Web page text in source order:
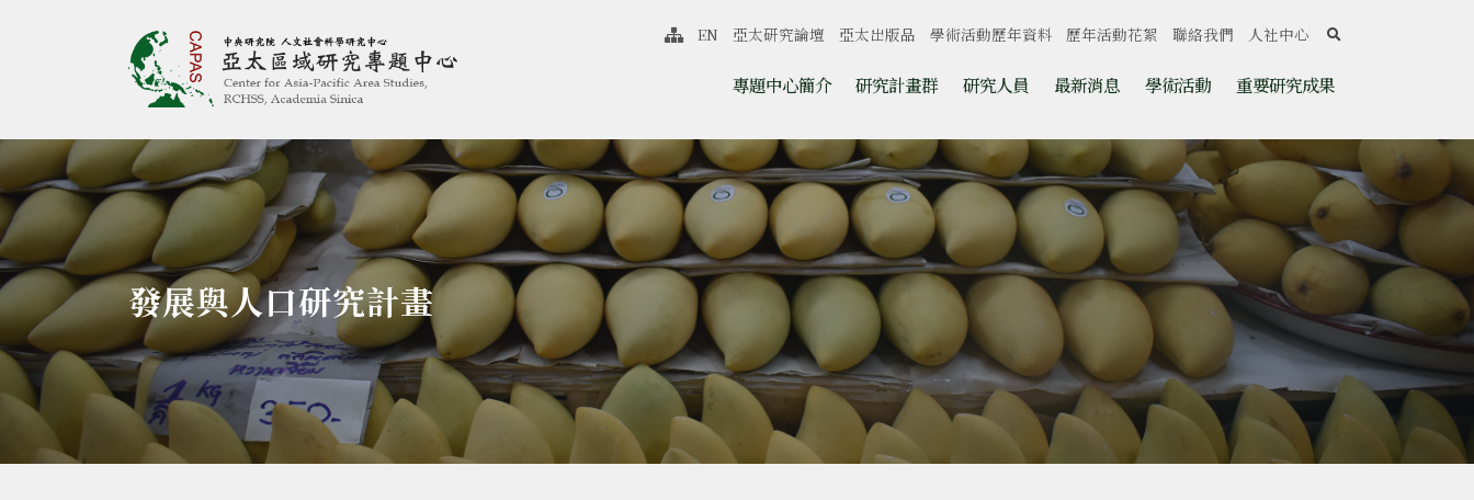
亞太區域研究專題中心 跳至中央區塊/Main Content
:::
專題中心簡介 研究計畫群 研究人員 最新消息 學術活動 重要研究成果
網站導覽
EN 亞太研究論壇 亞太出版品 學術活動歷年資料 歷年活動花絮 聯絡我們 人社中心 search
發展與人口研究計畫